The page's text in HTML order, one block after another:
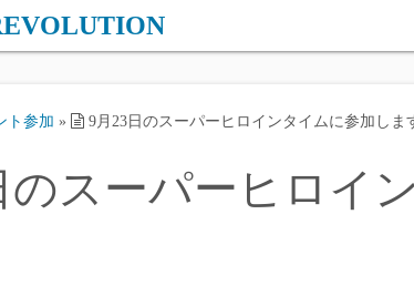
ト参加 » 9月23日のスーパーヒロインタイムに参加しま
のスーパーヒロイ